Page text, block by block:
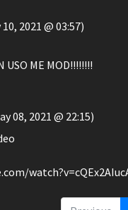
2021 @ 03:57)
USO ME MOD!!!!!!!!
08, 2021 @ 22:15)